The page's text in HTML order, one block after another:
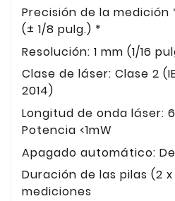
Precisión de la medición
(± 1/8 pulg.) *
Resolución: 1 mm (1/16
Clase de láser: Clase 2
2014)
Longitud de onda láser:
Potencia <1mW
Apagado automático:
Duración de las pilas (2
mediciones